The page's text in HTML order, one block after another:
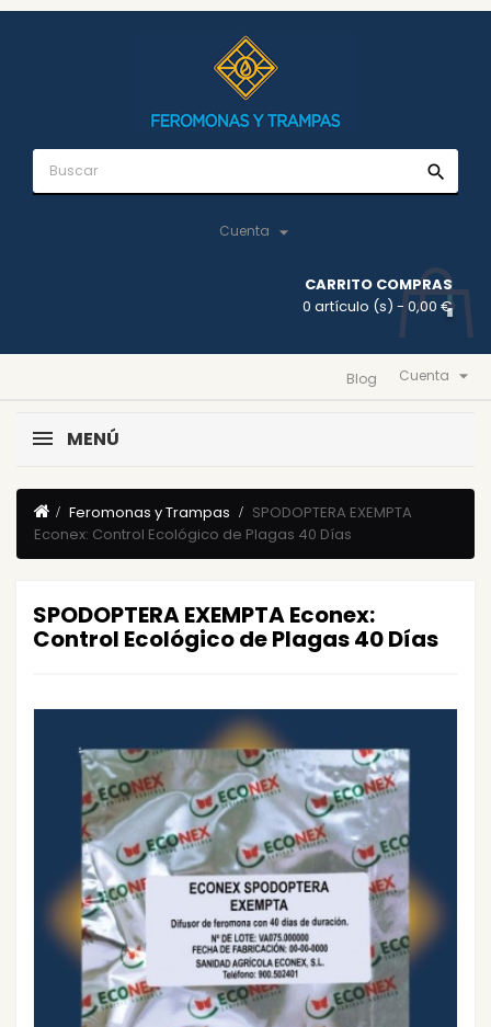
search
Cuenta 
CARRITO COMPRAS
0 artículo (s) - 0,00 €
Cuenta 
Blog
MENÚ
Feromonas y Trampas
SPODOPTERA EXEMPTA
Econex: Control Ecológico de Plagas 40 Días
SPODOPTERA EXEMPTA Econex:
Control Ecológico de Plagas 40 Días